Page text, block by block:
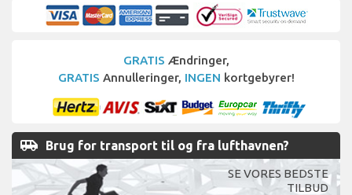
GRATIS Ændringer,
GRATIS Annulleringer, INGEN kortgebyrer!
airport_shuttle Brug for transport til og fra lufthavnen?
SE VORES BEDSTE
TILBUD